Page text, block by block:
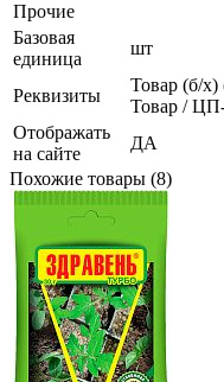
Прочие
Базовая
единица
шт
Реквизиты
Товар (б/
Товар /
Отображать
на сайте
ДА
Похожие товары (8)